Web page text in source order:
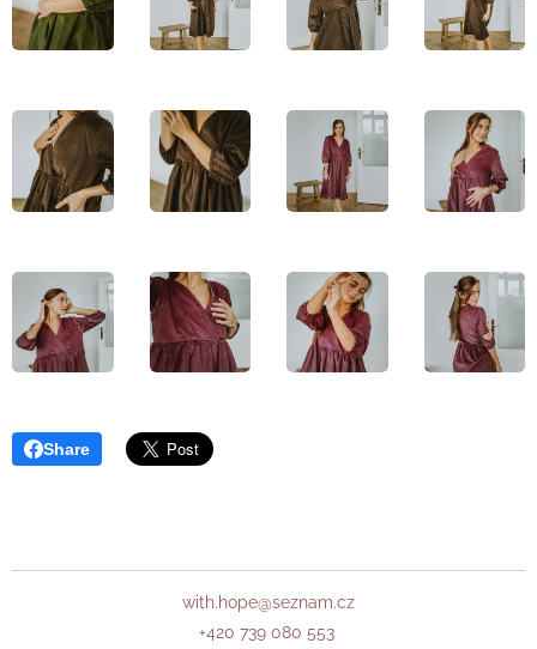
Share
with.hope@seznam.cz
+420 739 080 553